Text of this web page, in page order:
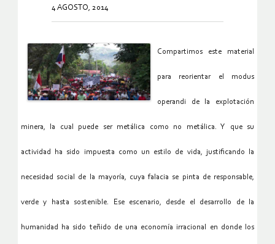
4 AGOSTO, 2014
Compartimos este material
para reorientar el modus
operandi de la explotación
minera, la cual puede ser metálica como no metálica. Y que su
actividad ha sido impuesta como un estilo de vida, justificando la
necesidad social de la mayoría, cuya falacia se pinta de responsable,
verde y hasta sostenible. Ese escenario, desde el desarrollo de la
humanidad ha sido teñido de una economía irracional en donde los